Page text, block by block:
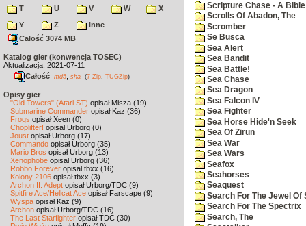
T
U V W
X
Y
Z
inne
Całość 3074 MB
Katalog gier (konwencja TOSEC)
Aktualizacja: 2021-07-11
Całość md5 sha (7-Zip TUGZip)
Opisy gier
"Old Towers" (Atari ST) opisał Misza (19)
Submarine Commander opisał Kaz (36)
Frogs opisał Xeen (0)
Choplifter! opisał Urborg (0)
Joust opisał Urborg (17)
Commando opisał Urborg (35)
Mario Bros opisał Urborg (13)
Xenophobe opisał Urborg (36)
Robbo Forever opisał tbxx (16)
Kolony 2106 opisał tbxx (3)
Archon II: Adept opisał Urborg/TDC (9)
Spitfire Ace/Hellcat Ace opisał Farscape (9)
Wyspa opisał Kaz (9)
Archon opisał Urborg/TDC (16)
The Last Starfighter opisał TDC (30)
Scripture Chase - A Bible
Scrolls Of Abadon, The
Scromber
Se Busca
Sea Alert
Sea Bandit
Sea Battle!
Sea Chase
Sea Dragon
Sea Falcon IV
Sea Fighter
Sea Horse Hide'n Seek
Sea Of Zirun
Sea War
Sea Wars
Seafox
Seahorses
Seaquest
Search For The Jewel Of
Search For The Spectrix
Search, The